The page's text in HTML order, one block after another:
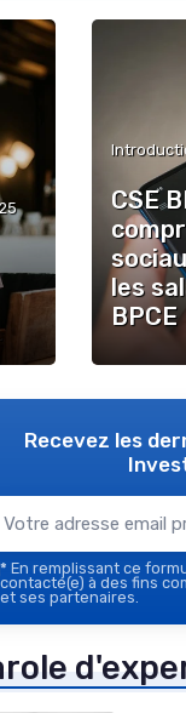
CSE
les
BPCE
Recevez les
* En remplissant ce
contacté(e) à des fins
et ses partenaires.